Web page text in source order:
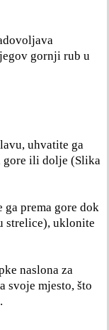
gornji rub u
uhvatite ga
gore ili dolje (Slika
prema gore dok
strelice), uklonite
naslona za
svoje mjesto, što